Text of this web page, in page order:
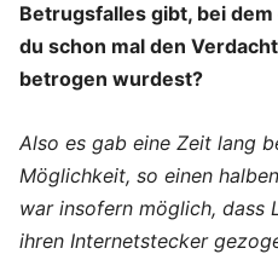
Betrugsfalles gibt, bei
du schon mal den
betrogen wurdest?
Also es gab eine Zeit lang
Möglichkeit, so einen
war insofern möglich, dass
ihren Internetstecker